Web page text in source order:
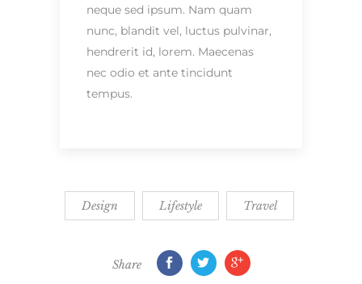
neque sed ipsum. Nam quam
nunc, blandit vel, luctus pulvinar,
hendrerit id, lorem. Maecenas
nec odio et ante tincidunt
tempus.
Design Lifestyle Travel
Share